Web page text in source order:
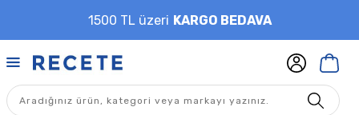
1500 TL üzeri KARGO BEDAVA